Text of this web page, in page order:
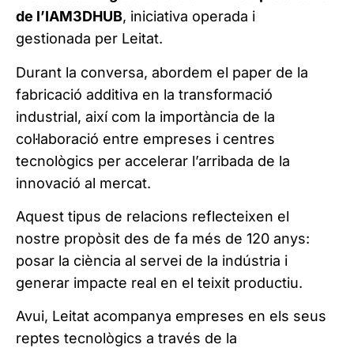
de l’IAM3DHUB, iniciativa operada i
gestionada per Leitat.
Durant la conversa, abordem el paper de la
fabricació additiva en la transformació
industrial, així com la importància de la
col·laboració entre empreses i centres
tecnològics per accelerar l’arribada de la
innovació al mercat.
Aquest tipus de relacions reflecteixen el
nostre propòsit des de fa més de 120 anys:
posar la ciència al servei de la indústria i
generar impacte real en el teixit productiu.
Avui, Leitat acompanya empreses en els seus
reptes tecnològics a través de la